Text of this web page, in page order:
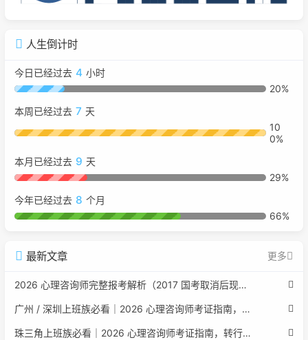
人生倒计时
今日已经过去 4 小时
20%
本周已经过去 7 天
10
0%
本月已经过去 9 天
29%
今年已经过去 8 个月
66%
最新文章 更多
2026 心理咨询师完整报考解析（2017 国考取消后现行权威体系 + 避坑全指南）
广州 / 深圳上班族必看｜2026 心理咨询师考证指南，转行副业、情绪疏导双收益
珠三角上班族必看｜2026 心理咨询师考证指南，转行副业、情绪疏导双收益